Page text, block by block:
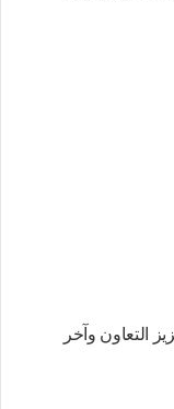
التعاون وآخر